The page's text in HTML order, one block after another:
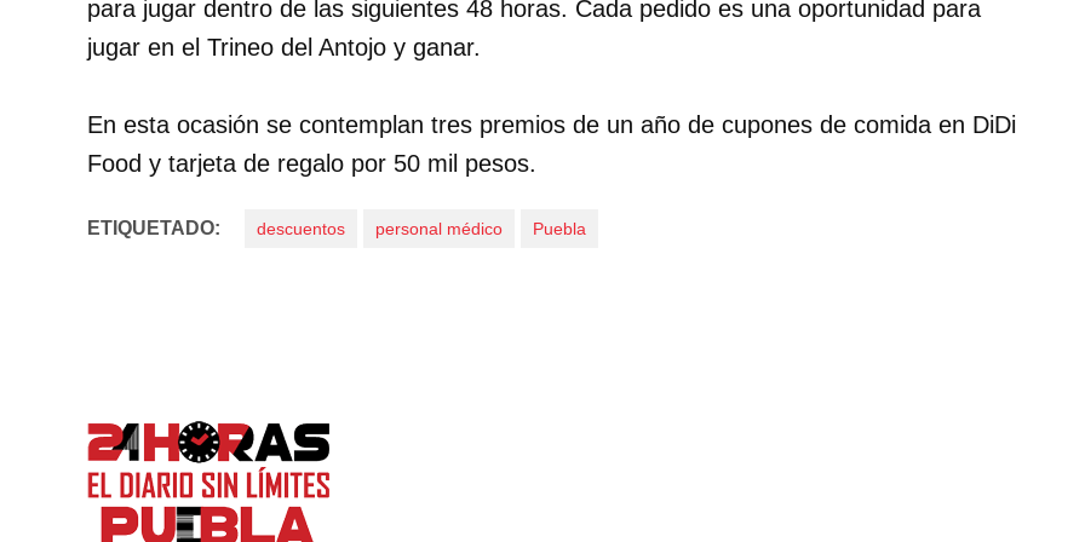
para jugar dentro de las siguientes 48 horas. Cada pedido es una oportunidad para
jugar en el Trineo del Antojo y ganar.
En esta ocasión se contemplan tres premios de un año de cupones de comida en DiDi
Food y tarjeta de regalo por 50 mil pesos.
ETIQUETADO: descuentos personal médico Puebla